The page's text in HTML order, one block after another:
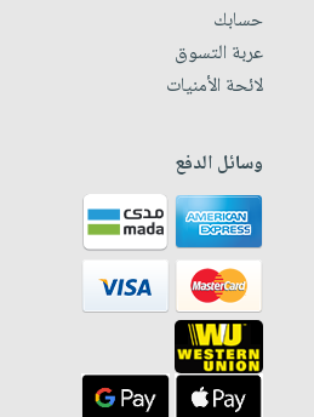
حسابك
عربة التسوق
لائحة الأمنيات
وسائل الدفع